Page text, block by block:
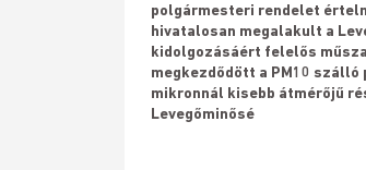
polgármesteri rendelet
hivatalosan megalakult a
kidolgozásáért felelős
megkezdődött a PM10 szálló
mikronnál kisebb átmérőjű
Levegőminősé